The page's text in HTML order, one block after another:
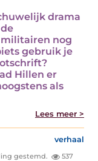
drama
nog
gebruik je
Hillen er
als
Lees meer >
verhaal
gestemd. 537